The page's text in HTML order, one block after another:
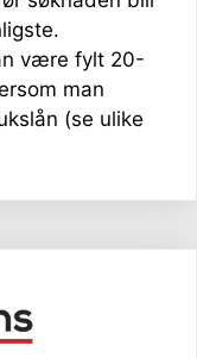
være fylt 20-
man
(se ulike